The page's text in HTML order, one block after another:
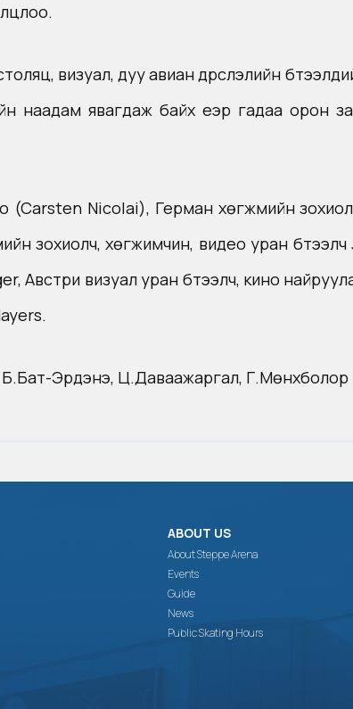
визуал, дуу авиан дүрслэлийн
наадам явагдаж байх үеэр гадаа орон
(Carsten Nicolai), Герман хөгжмийн
зохиолч, хөгжимчин, видео уран
Aвстри визуал уран бүтээлч, кино
Эрдэнэ, Ц.Даваажаргал,
ABOUT US
About Steppe Arena
Events
Guide
News
Public Skating Hours